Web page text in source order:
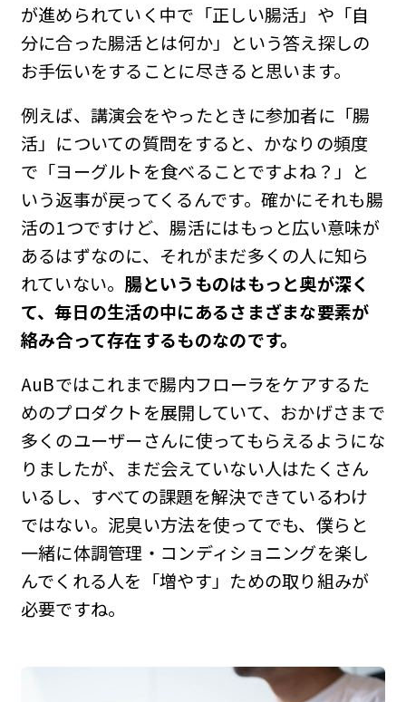
が進められていく中で「正しい腸活」や「自
分に合った腸活とは何か」という答え探しの
お手伝いをすることに尽きると思います。
例えば、​​講演会をやったときに参加者に「腸
活」についての質問をすると、かなりの頻度
で「ヨーグルトを食べることですよね？」と
いう返事が戻ってくるんです。確かにそれも腸
活の1つですけど、腸活にはもっと広い意味が
あるはずなのに、それがまだ多くの人に知ら
れていない。 腸というものはもっと奥が深く
て、毎日の生活の中にあるさまざまな要素が
絡み合って存在するものなのです。
AuBではこれまで腸内フローラをケアするた
めのプロダクトを展開していて、おかげさまで
多くのユーザーさんに使ってもらえるようにな
りましたが、まだ会えていない人はたくさん
いるし、すべての課題を解決できているわけ
ではない。泥臭い方法を使ってでも、僕らと
一緒に体調管理・コンディショニングを楽し
んでくれる人を「増やす」ための取り組みが
必要ですね。